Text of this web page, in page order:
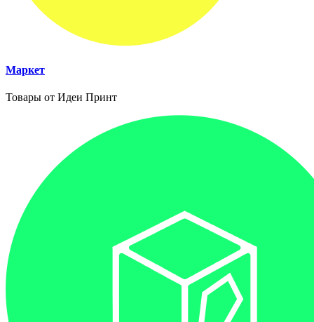
Маркет
Товары от Идеи Принт